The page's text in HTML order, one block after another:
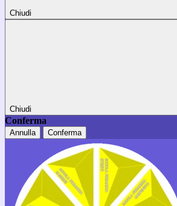
Chiudi
Chiudi
Conferma
Annulla Conferma